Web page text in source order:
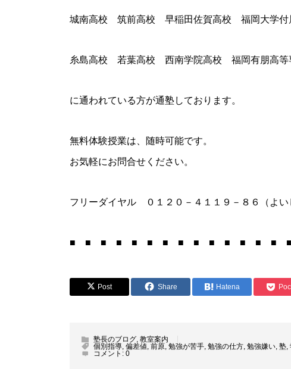
城南高校 筑前高校 早稲田佐賀高校 福岡大学付
糸島高校 若葉高校 西南学院高校 福岡有朋高等
に通われている方が通塾しております。
無料体験授業は、随時可能です。
お気軽にお問合せください。
フリーダイヤル ０１２０－４１１９－８６（よい
■ ■ ■ ■ ■ ■ ■ ■ ■ ■ ■ ■ ■ ■ ■
Post Share Hatena
塾長のブログ 教室案内
個別指導 偏差値 前原 勉強が苦手 勉強の仕方 勉強嫌い 塾
コメント: 0